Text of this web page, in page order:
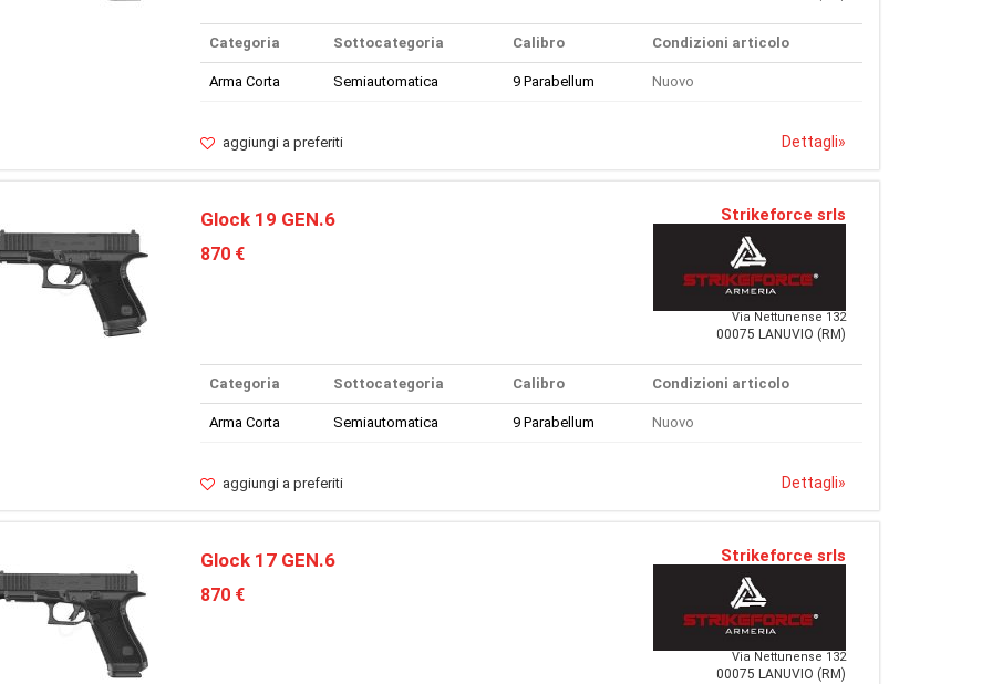
Categoria Sottocategoria Calibro Condizioni articolo
Arma Corta Semiautomatica 9 Parabellum Nuovo
aggiungi a preferiti Dettagli»
Glock 19 GEN.6
870 €
Strikeforce srls
Via Nettunense 132
00075 LANUVIO (RM)
Categoria Sottocategoria Calibro Condizioni articolo
Arma Corta Semiautomatica 9 Parabellum Nuovo
aggiungi a preferiti Dettagli»
Glock 17 GEN.6
870 €
Strikeforce srls
Via Nettunense 132
00075 LANUVIO (RM)